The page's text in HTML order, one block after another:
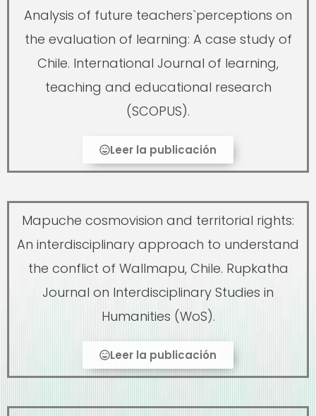
Analysis of future teachers`perceptions on
the evaluation of learning: A case study of
Chile. International Journal of learning,
teaching and educational research
(SCOPUS).
Leer la publicación
Mapuche cosmovision and territorial rights:
An interdisciplinary approach to understand
the conflict of Wallmapu, Chile. Rupkatha
Journal on Interdisciplinary Studies in
Humanities (WoS).
Leer la publicación